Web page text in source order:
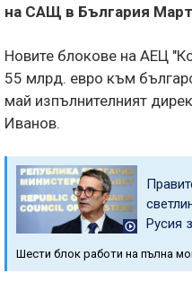
на САЩ в България
Новите блокове на АЕЦ
55 млрд. евро към
май изпълнителният
Иванов.
Русия
Шести блок работи на пълна